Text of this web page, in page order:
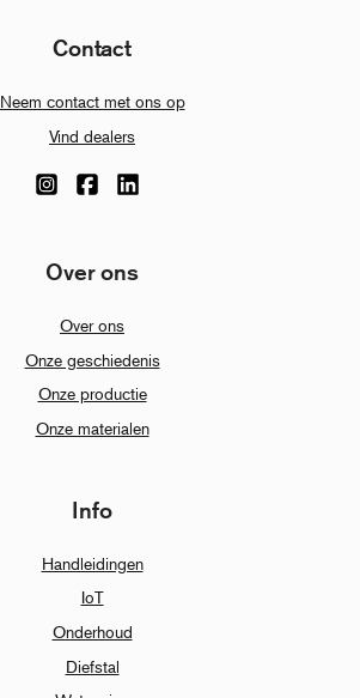
Contact
Neem contact met ons op
Vind dealers
Over ons
Over ons
Onze geschiedenis
Onze productie
Onze materialen
Info
Handleidingen
IoT
Onderhoud
Diefstal